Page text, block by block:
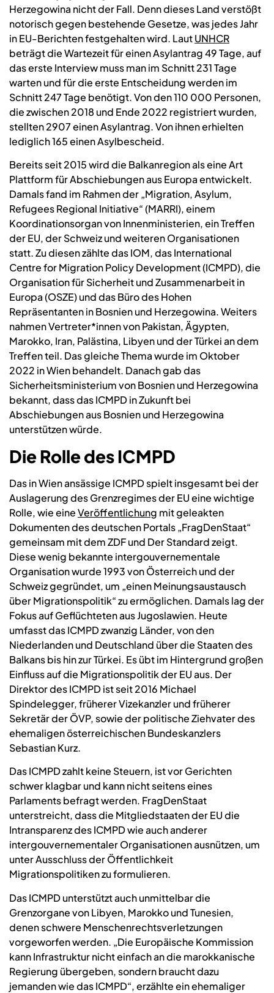
Herzegowina nicht der Fall. Denn dieses Land verstößt
notorisch gegen bestehende Gesetze, was jedes Jahr
in EU-Berichten festgehalten wird. LautUNHCR
beträgt die Wartezeit für einen Asylantrag 49 Tage, auf
das erste Interview muss man im Schnitt 231 Tage
warten und für die erste Entscheidung werden im
Schnitt 247 Tage benötigt. Von den 110 000 Personen,
die zwischen 2018 und Ende 2022 registriert wurden,
stellten 2907 einen Asylantrag. Von ihnen erhielten
lediglich 165 einen Asylbescheid.
Bereits seit 2015 wird die Balkanregion als eine Art
Plattform für Abschiebungen aus Europa entwickelt.
Damals fand im Rahmen der „Migration, Asylum,
Refugees Regional Initiative“ (MARRI), einem
Koordinationsorgan von Innenministerien, ein Treffen
der EU, der Schweiz und weiteren Organisationen
statt. Zu diesen zählte das IOM, das International
Centre for Migration Policy Development (ICMPD), die
Organisation für Sicherheit und Zusammenarbeit in
Europa (OSZE) und das Büro des Hohen
Repräsentanten in Bosnien und Herzegowina. Weiters
nahmen Vertreter*innen von Pakistan, Ägypten,
Marokko, Iran, Palästina, Libyen und der Türkei an dem
Treffen teil. Das gleiche Thema wurde im Oktober
2022 in Wien behandelt. Danach gab das
Sicherheitsministerium von Bosnien und Herzegowina
bekannt, dass das ICMPD in Zukunft bei
Abschiebungen aus Bosnien und Herzegowina
unterstützen würde.
Die Rolle des ICMPD
Das in Wien ansässige ICMPD spielt insgesamt bei der
Auslagerung des Grenzregimes der EU eine wichtige
Rolle, wie eineVeröffentlichung mit geleakten
Dokumenten des deutschen Portals „FragDenStaat“
gemeinsam mit dem ZDF und Der Standard zeigt.
Diese wenig bekannte intergouvernementale
Organisation wurde 1993 von Österreich und der
Schweiz gegründet, um „einen Meinungsaustausch
über Migrationspolitik“ zu ermöglichen. Damals lag der
Fokus auf Geflüchteten aus Jugoslawien. Heute
umfasst das ICMPD zwanzig Länder, von den
Niederlanden und Deutschland über die Staaten des
Balkans bis hin zur Türkei. Es übt im Hintergrund großen
Einfluss auf die Migrationspolitik der EU aus. Der
Direktor des ICMPD ist seit 2016 Michael
Spindelegger, früherer Vizekanzler und früherer
Sekretär der ÖVP, sowie der politische Ziehvater des
ehemaligen österreichischen Bundeskanzlers
Sebastian Kurz.
Das ICMPD zahlt keine Steuern, ist vor Gerichten
schwer klagbar und kann nicht seitens eines
Parlaments befragt werden. FragDenStaat
unterstreicht, dass die Mitgliedstaaten der EU die
Intransparenz des ICMPD wie auch anderer
intergouvernementaler Organisationen ausnützen, um
unter Ausschluss der Öffentlichkeit
Migrationspolitiken zu formulieren.
Das ICMPD unterstützt auch unmittelbar die
Grenzorgane von Libyen, Marokko und Tunesien,
denen schwere Menschenrechtsverletzungen
vorgeworfen werden. „Die Europäische Kommission
kann Infrastruktur nicht einfach an die marokkanische
Regierung übergeben, sondern braucht dazu
jemanden wie das ICMPD“, erzählte ein ehemaliger